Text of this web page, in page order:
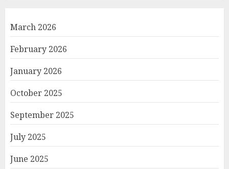
March 2026
February 2026
January 2026
October 2025
September 2025
July 2025
June 2025